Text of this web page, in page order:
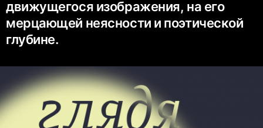
движущегося изображения, на его
мерцающей неясности и поэтической
глубине.